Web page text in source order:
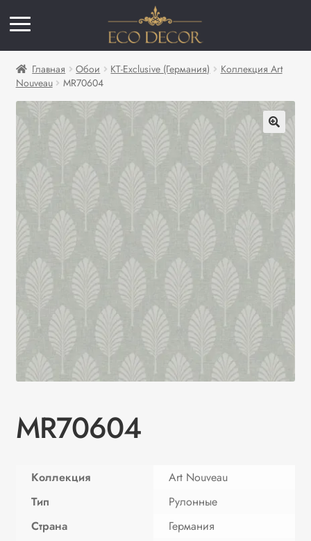
Главная Обои KT-Exclusive (Германия)
Коллекция Art
Nouveau
MR70604
MR70604
Коллекция
Art Nouveau
Тип
Рулонные
Страна
Германия